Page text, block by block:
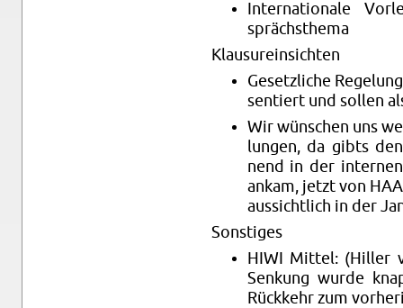
In­ter­na­tio­na­le
sprächs­the­ma
Klau­su­r­ein­sich­ten
Ge­setz­li­che
sen­tiert und sol­len
Wir wün­schen uns
lun­gen, da gibts
nend in der
ankam, jetzt von
aus­sicht­lich in der
Sons­ti­ges
HIWI Mit­tel: (Hil­ler
Sen­kung wurde
Rück­kehr zum